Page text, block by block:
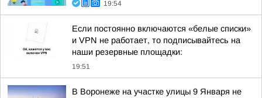
19:54
Если постоянно включаются «белые списки»
и VPN не работает, то подписывайтесь на
наши резервные площадки:
19:51
В Воронеже на участке улицы 9 Января не